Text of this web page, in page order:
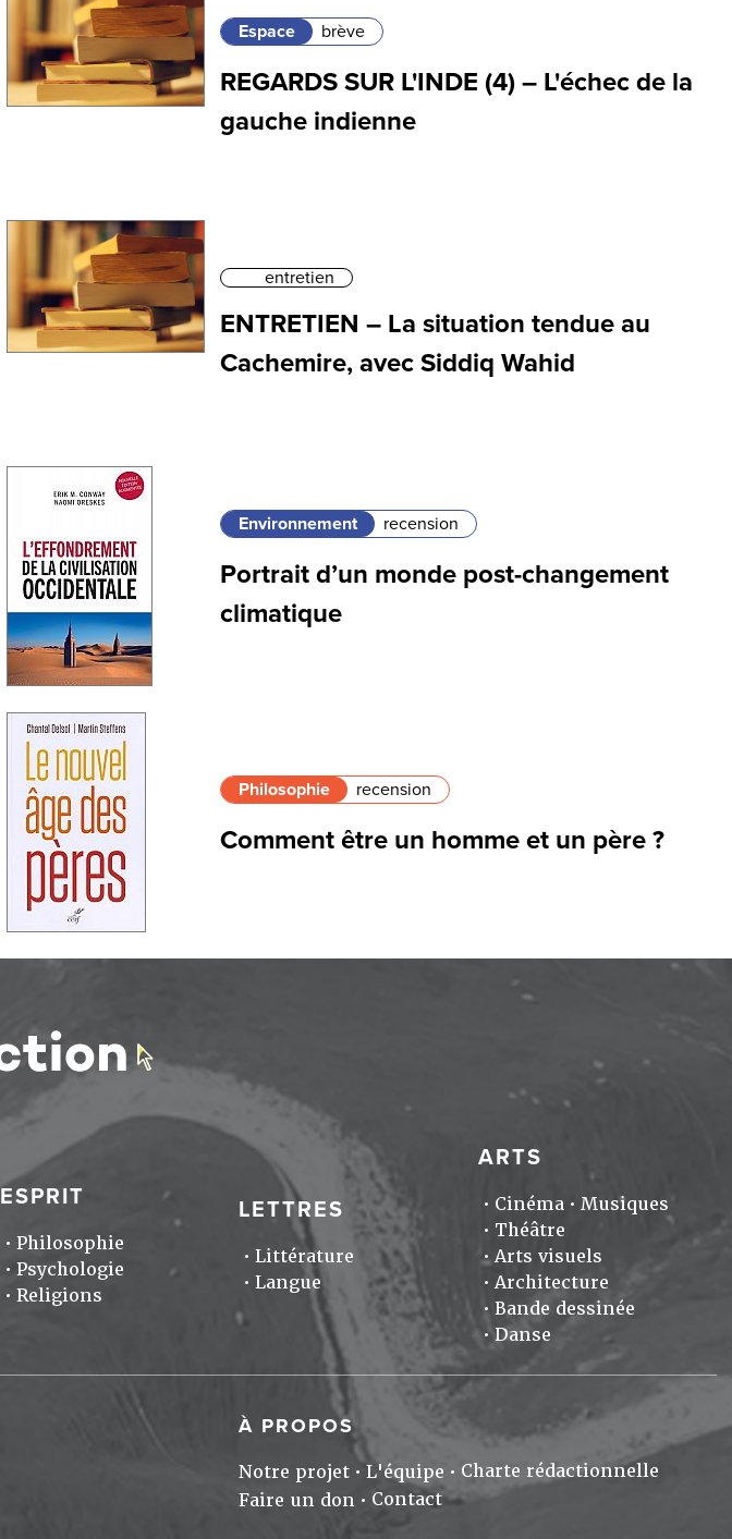
Espace brève
REGARDS SUR L'INDE (4) – L'échec de la
gauche indienne
entretien
ENTRETIEN – La situation tendue au
Cachemire, avec Siddiq Wahid
Environnement recension
Portrait d’un monde post-changement
climatique
Philosophie recension
Comment être un homme et un père ?
ESPRIT
Philosophie
Psychologie
Religions
LETTRES
Littérature
Langue
ARTS
Cinéma
Musiques
Théâtre
Arts visuels
Architecture
Bande dessinée
Danse
À PROPOS
Notre projet L'équipe
Charte rédactionnelle
Faire un don
Contact